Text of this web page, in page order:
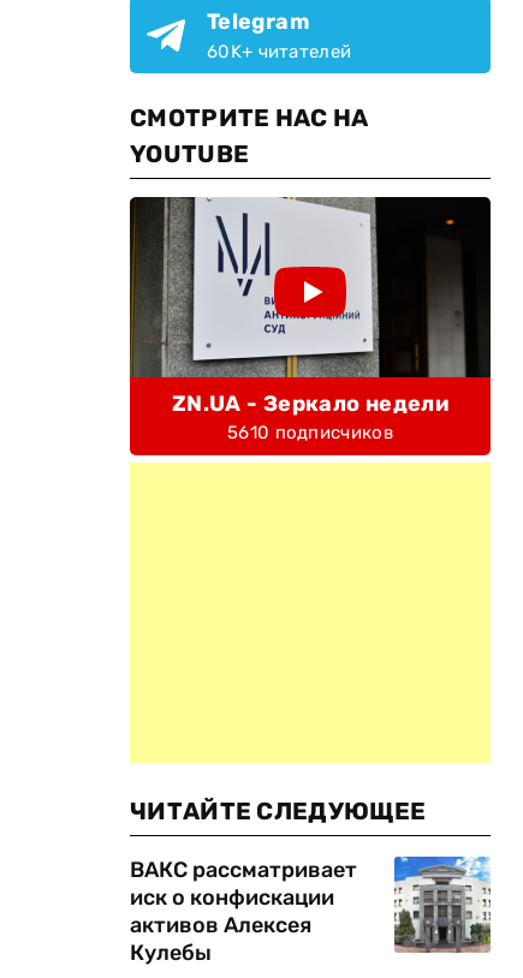
Telegram
60K+ читателей
СМОТРИТЕ НАС НА
YOUTUBE
ZN.UA - Зеркало недели
5610 подписчиков
ЧИТАЙТЕ СЛЕДУЮЩЕЕ
ВАКС рассматривает
иск о конфискации
активов Алексея
Кулебы